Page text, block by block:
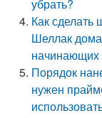
убрать?
Как сделать
Шеллак
начинающих
Порядок
нужен